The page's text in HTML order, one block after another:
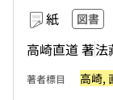
紙 図書
高崎直道 著法
著者標目 高崎,